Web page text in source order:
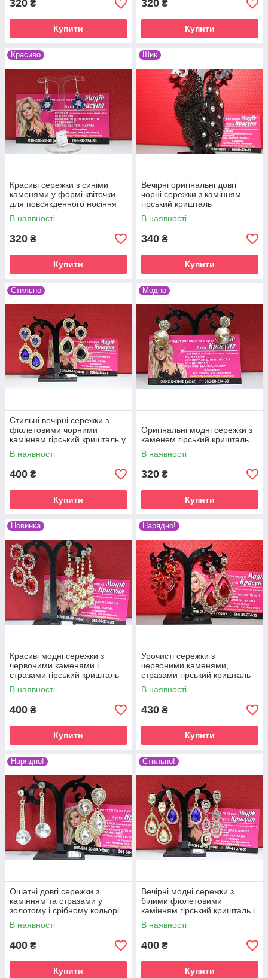
320 ₴
Купити
320 ₴
Купити
Красиво
Красиві сережки з синіми
каменями у формі квіточки
для повсякденного носіння
В наявності
320 ₴
Купити
Шик
Вечірні оригінальні довгі
чорні сережки з камінням
гірський кришталь
В наявності
340 ₴
Купити
Стильно
Стильні вечірні сережки з
фіолетовими чорними
камінням гірський кришталь у
формі краплі
В наявності
400 ₴
Купити
Модно
Оригінальні модні сережки з
каменем гірський кришталь
В наявності
320 ₴
Купити
Новинка
Красиві модні сережки з
червоними каменями і
стразами гірський кришталь
В наявності
400 ₴
Купити
Нарядно!
Урочисті сережки з
червоними каменями,
стразами гірський кришталь
для будь-якого торжества
В наявності
430 ₴
Купити
Нарядно!
Ошатні довгі сережки з
камінням та стразами у
золотому і срібному кольорі
В наявності
400 ₴
Купити
Стильно!
Вечірні модні сережки з
білими фіолетовими
камінням гірський кришталь і
стразами
В наявності
400 ₴
Купити